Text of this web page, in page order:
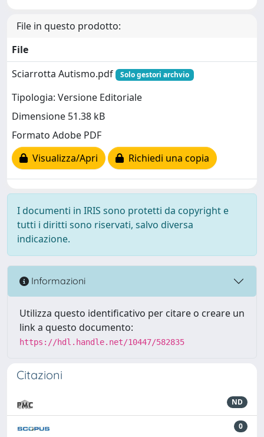
File in questo prodotto:
File
Sciarrotta Autismo.pdf
Solo gestori archvio
Tipologia: Versione Editoriale
Dimensione 51.38 kB
Formato Adobe PDF
Visualizza/Apri
Richiedi una copia
I documenti in IRIS sono protetti da copyright e
tutti i diritti sono riservati, salvo diversa
indicazione.
Informazioni
Utilizza questo identificativo per citare o creare un
link a questo documento:
https://hdl.handle.net/10447/582835
Citazioni
ND
0